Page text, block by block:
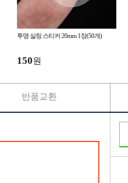
투명 실링 스티커 20mm 1장(50개)
150원
반품교환